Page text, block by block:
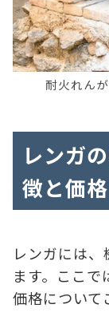
耐火れん
レンガ
徴と価
レンガには
ます。ここ
価格について